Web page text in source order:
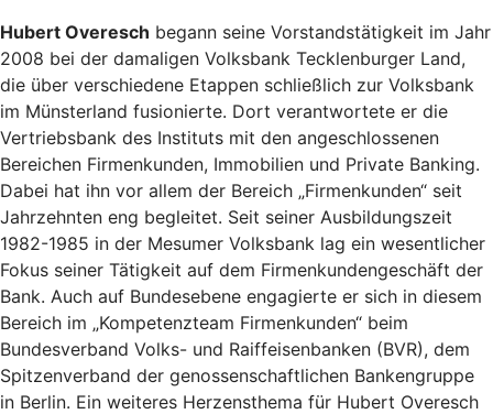
Hubert Overesch begann seine Vorstandstätigkeit im Jahr
2008 bei der damaligen Volksbank Tecklenburger Land,
die über verschiedene Etappen schließlich zur Volksbank
im Münsterland fusionierte. Dort verantwortete er die
Vertriebsbank des Instituts mit den angeschlossenen
Bereichen Firmenkunden, Immobilien und Private Banking.
Dabei hat ihn vor allem der Bereich „Firmenkunden“ seit
Jahrzehnten eng begleitet. Seit seiner Ausbildungszeit
1982-1985 in der Mesumer Volksbank lag ein wesentlicher
Fokus seiner Tätigkeit auf dem Firmenkundengeschäft der
Bank. Auch auf Bundesebene engagierte er sich in diesem
Bereich im „Kompetenzteam Firmenkunden“ beim
Bundesverband Volks- und Raiffeisenbanken (BVR), dem
Spitzenverband der genossenschaftlichen Bankengruppe
in Berlin. Ein weiteres Herzensthema für Hubert Overesch